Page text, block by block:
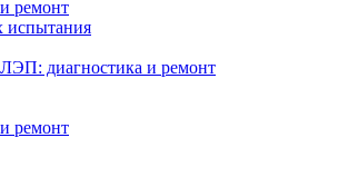
ремонт
испытания
диагностика и ремонт
ремонт